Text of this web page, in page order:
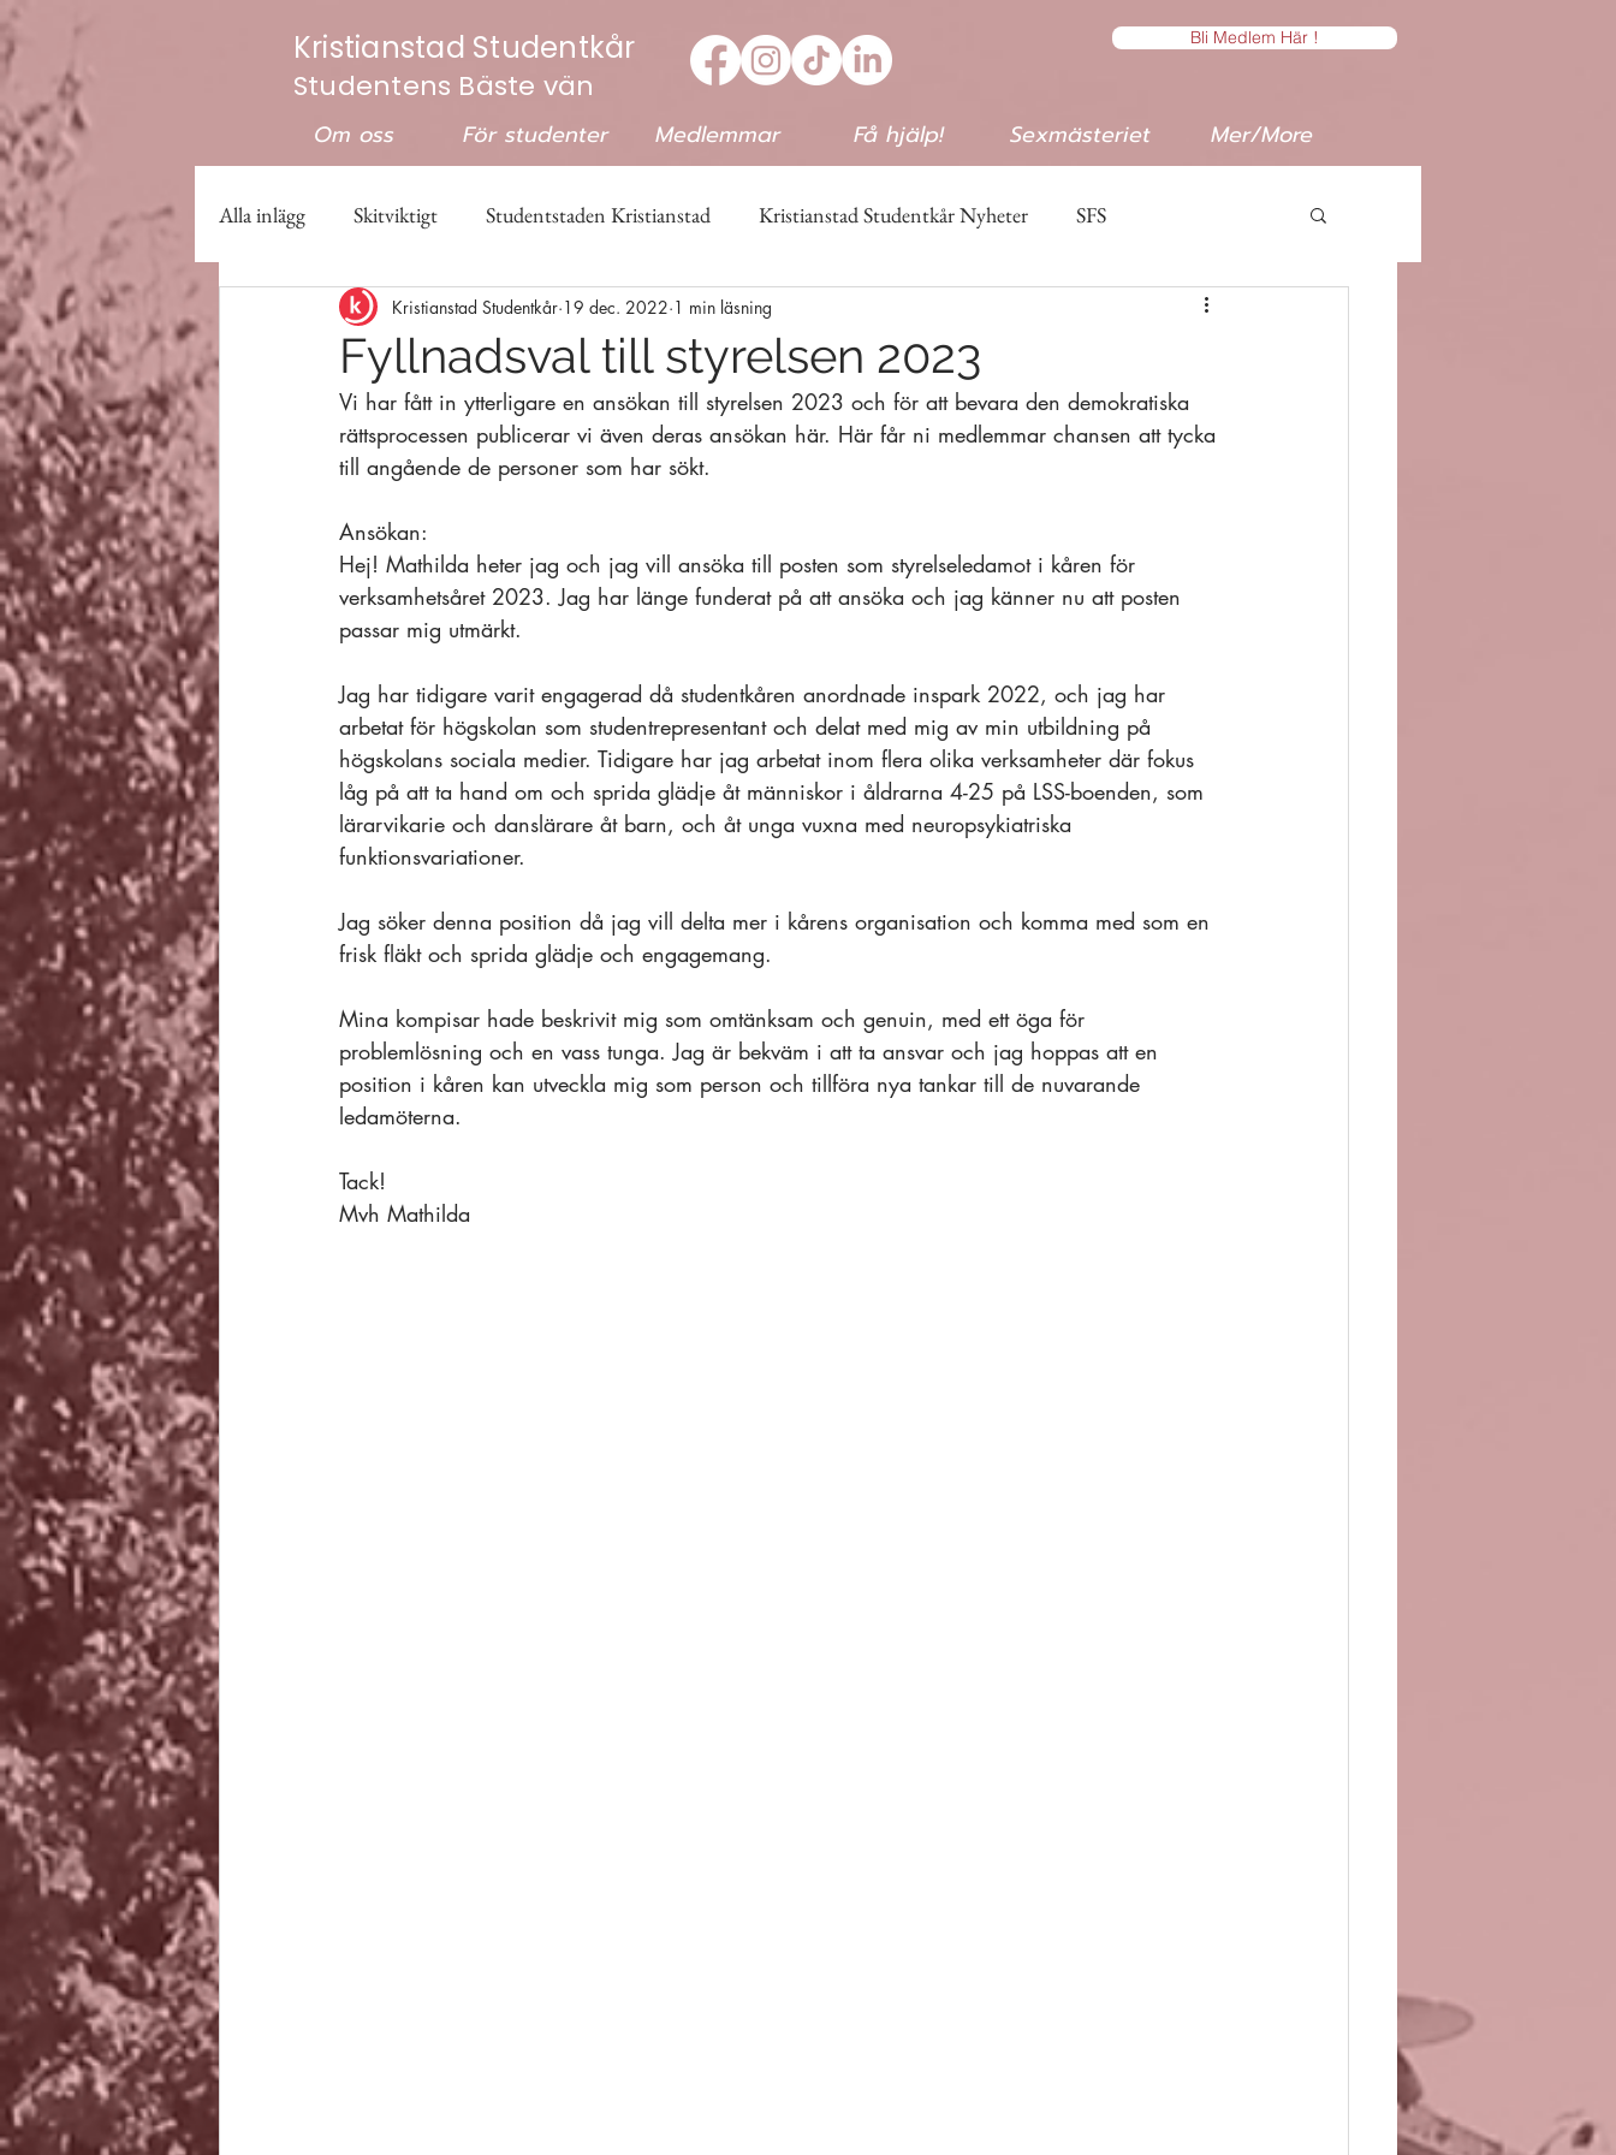
Kristianstad Studentkår
Studentens Bäste vän
Bli Medlem Här !
Om oss För studenter Medlemmar Få hjälp! Sexmästeriet Mer/More
Alla inlägg Skitviktigt Studentstaden Kristianstad Kristianstad Studentkår Nyheter SFS
Valberedningen Studenter &Quiz
Fyllnadsval till styrelsen 2023
Kristianstad Studentkår 19 dec. 2022 1 min läsning
Vi har fått in ytterligare en ansökan till styrelsen 2023 och för att bevara den demokratiska
rättsprocessen publicerar vi även deras ansökan här. Här får ni medlemmar chansen att tycka
till angående de personer som har sökt.
Ansökan:
Hej! Mathilda heter jag och jag vill ansöka till posten som styrelseledamot i kåren för
verksamhetsåret 2023. Jag har länge funderat på att ansöka och jag känner nu att posten
passar mig utmärkt.
Jag har tidigare varit engagerad då studentkåren anordnade inspark 2022, och jag har
arbetat för högskolan som studentrepresentant och delat med mig av min utbildning på
högskolans sociala medier. Tidigare har jag arbetat inom flera olika verksamheter där fokus
låg på att ta hand om och sprida glädje åt människor i åldrarna 4-25 på LSS-boenden, som
lärarvikarie och danslärare åt barn, och åt unga vuxna med neuropsykiatriska
funktionsvariationer.
Jag söker denna position då jag vill delta mer i kårens organisation och komma med som en
frisk fläkt och sprida glädje och engagemang.
Mina kompisar hade beskrivit mig som omtänksam och genuin, med ett öga för
problemlösning och en vass tunga. Jag är bekväm i att ta ansvar och jag hoppas att en
position i kåren kan utveckla mig som person och tillföra nya tankar till de nuvarande
ledamöterna.
Tack!
Mvh Mathilda